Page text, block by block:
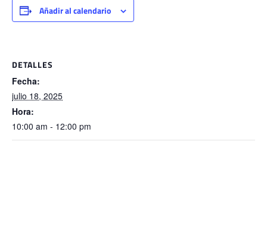
Añadir al calendario
DETALLES
Fecha:
julio 18, 2025
Hora:
10:00 am - 12:00 pm